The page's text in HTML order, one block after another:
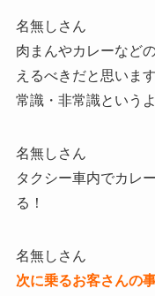
名無しさん
肉まんやカレーなど
えるべきだと思います
常識・非常識という
名無しさん
タクシー車内でカレ
る！
名無しさん
次に乗るお客さんの